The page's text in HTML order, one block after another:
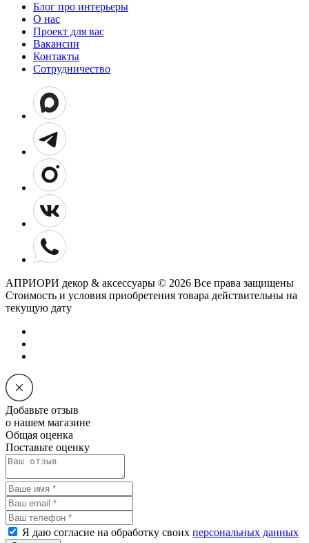
Блог про интерьеры
О нас
Проект для вас
Вакансии
Контакты
Сотрудничество
АПРИОРИ декор & аксессуары © 2026 Все права защищены
Cтоимость и условия приобретения товара действительны на
текущую дату
Добавьте отзыв
о нашем магазине
Общая оценка
Поставьте оценку
Я даю согласие на обработку своих персональных данных